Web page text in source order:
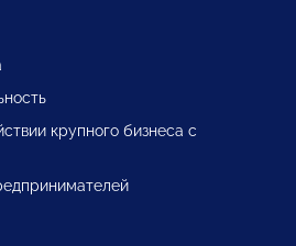
крупного бизнеса с